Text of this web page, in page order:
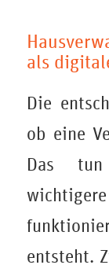
als
Die
ob eine
Das
entsteht.